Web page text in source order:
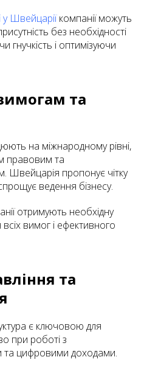
у Швейцаріїкомпанії можуть
без необхідності
гнучкість і оптимізуючи
та
на міжнародному рівні,
правовим та
Швейцарія пропонує чітку
ведення бізнесу.
отримують необхідну
вимог і ефективного
та
є ключовою для
при роботі з
цифровими доходами.